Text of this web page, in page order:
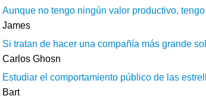
Aunque no tengo ningún valor productivo,
James
Si tratan de hacer una compañía más grande
Carlos Ghosn
Estudiar el comportamiento público de las
Bart